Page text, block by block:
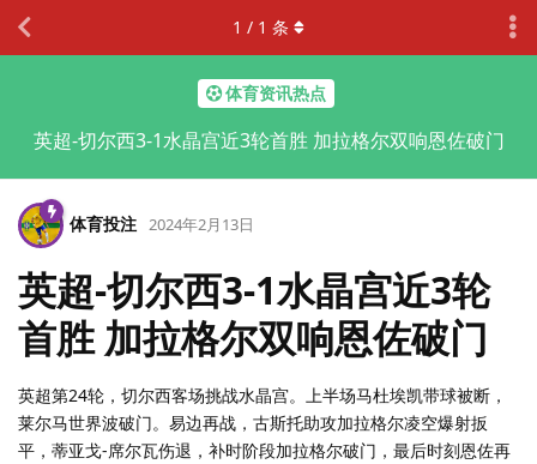
体育资讯热点
英超-切尔西3-1水晶宫近3轮首胜 加拉格尔双响恩佐破门
1 / 1 条
体育投注 2024年2月13日
英超-切尔西3-1水晶宫近3轮
首胜 加拉格尔双响恩佐破门
英超第24轮，切尔西客场挑战水晶宫。上半场马杜埃凯带球被断，
莱尔马世界波破门。易边再战，古斯托助攻加拉格尔凌空爆射扳
平，蒂亚戈-席尔瓦伤退，补时阶段加拉格尔破门，最后时刻恩佐再